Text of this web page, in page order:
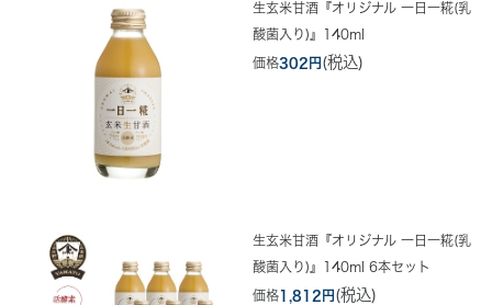
生玄米甘酒『オリジナル 一日一糀(乳
酸菌入り)』140ml
価格302円 (税込)
生玄米甘酒『オリジナル 一日一糀(乳
酸菌入り)』140ml 6本セット
価格1,812円 (税込)